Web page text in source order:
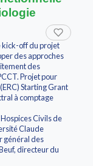
kick-off du projet
des approches
des
Projet pour
Starting Grant
à comptage
Civils de
Claude
général des
directeur du